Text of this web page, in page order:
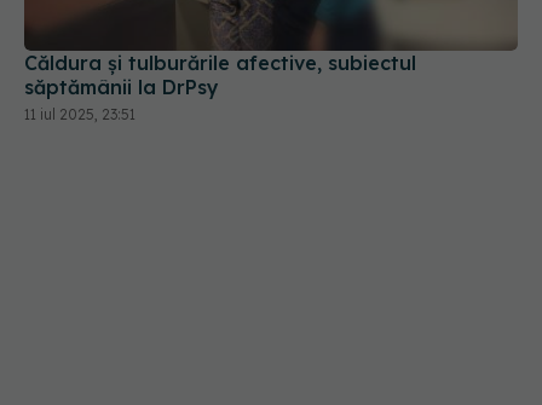
Căldura și tulburările afective, subiectul
săptămânii la DrPsy
11 iul 2025, 23:51